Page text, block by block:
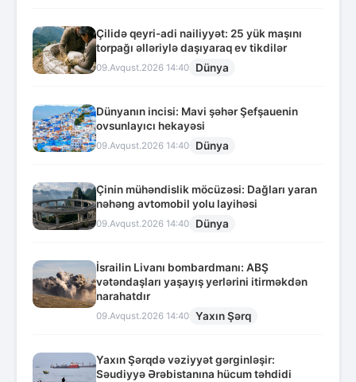
Çilidə qeyri-adi nailiyyət: 25 yük maşını
torpağı əlləriylə daşıyaraq ev tikdilər
09.Avqust.2026 14:40 Dünya
Dünyanın incisi: Mavi şəhər Şefşauenin
ovsunlayıcı hekayəsi
09.Avqust.2026 14:40 Dünya
Çinin mühəndislik möcüzəsi: Dağları yaran
nəhəng avtomobil yolu layihəsi
09.Avqust.2026 14:40 Dünya
İsrailin Livanı bombardmanı: ABŞ
vətəndaşları yaşayış yerlərini itirməkdən
narahatdır
09.Avqust.2026 14:40 Yaxın Şərq
Yaxın Şərqdə vəziyyət gərginləşir:
Səudiyyə Ərəbistanına hücum təhdidi